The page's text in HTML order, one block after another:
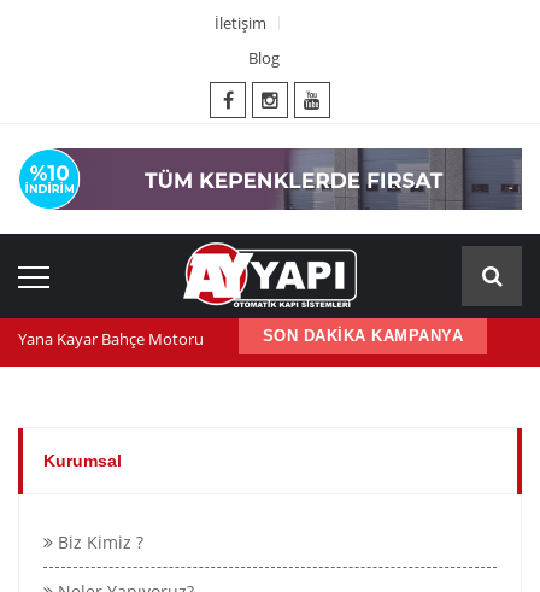
İletişim
Blog
SON DAKİKA KAMPANYA
Yana Kayar Bahçe Motoru
600 nm kepenk motoru
Kurumsal
Biz Kimiz ?